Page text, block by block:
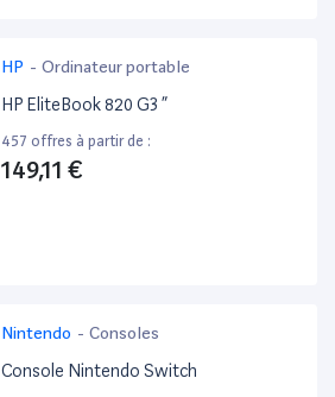
HP - Ordinateur portable
HP EliteBook 820 G3 ”
457 offres à partir de :
149,11 €
Nintendo - Consoles
Console Nintendo Switch